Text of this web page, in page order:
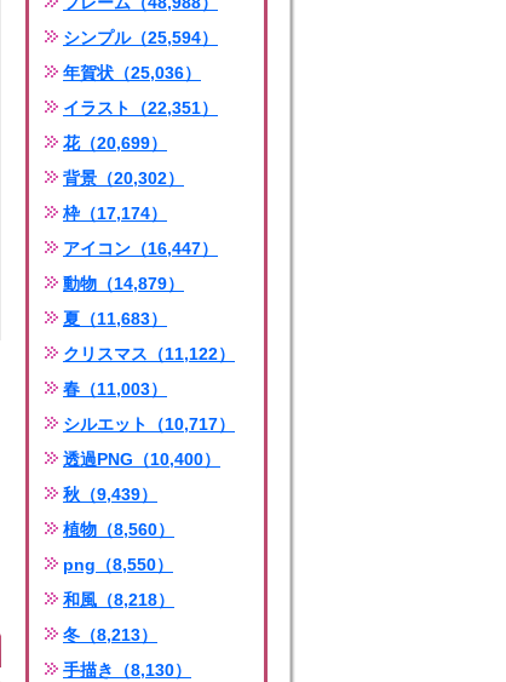
シンプル（25,594）
年賀状（25,036）
イラスト（22,351）
花（20,699）
背景（20,302）
枠（17,174）
アイコン（16,447）
動物（14,879）
夏（11,683）
クリスマス（11,122）
春（11,003）
シルエット（10,717）
透過PNG（10,400）
秋（9,439）
植物（8,560）
png（8,550）
和風（8,218）
冬（8,213）
手描き（8,130）